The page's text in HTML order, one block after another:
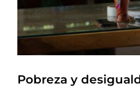
Pobreza y